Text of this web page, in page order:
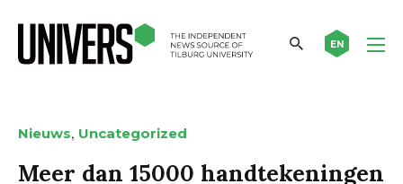
EN
Nieuws, Uncategorized
Meer dan 15000 handtekeningen